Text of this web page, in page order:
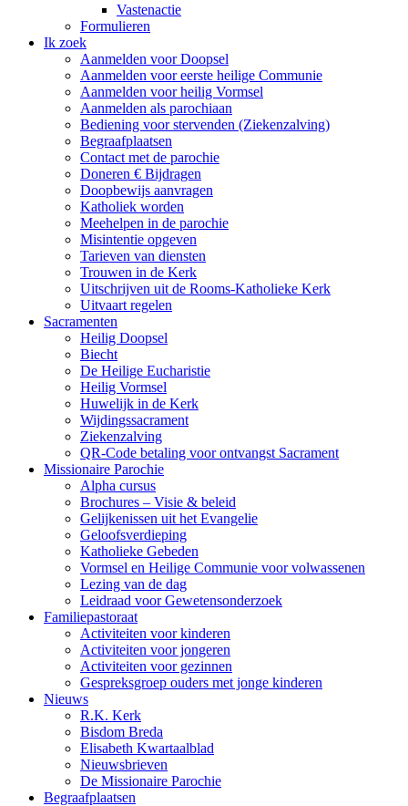
Vastenactie
Formulieren
Ik zoek
Aanmelden voor Doopsel
Aanmelden voor eerste heilige Communie
Aanmelden voor heilig Vormsel
Aanmelden als parochiaan
Bediening voor stervenden (Ziekenzalving)
Begraafplaatsen
Contact met de parochie
Doneren € Bijdragen
Doopbewijs aanvragen
Katholiek worden
Meehelpen in de parochie
Misintentie opgeven
Tarieven van diensten
Trouwen in de Kerk
Uitschrijven uit de Rooms-Katholieke Kerk
Uitvaart regelen
Sacramenten
Heilig Doopsel
Biecht
De Heilige Eucharistie
Heilig Vormsel
Huwelijk in de Kerk
Wijdingssacrament
Ziekenzalving
QR-Code betaling voor ontvangst Sacrament
Missionaire Parochie
Alpha cursus
Brochures – Visie & beleid
Gelijkenissen uit het Evangelie
Geloofsverdieping
Katholieke Gebeden
Vormsel en Heilige Communie voor volwassenen
Lezing van de dag
Leidraad voor Gewetensonderzoek
Familiepastoraat
Activiteiten voor kinderen
Activiteiten voor jongeren
Activiteiten voor gezinnen
Gespreksgroep ouders met jonge kinderen
Nieuws
R.K. Kerk
Bisdom Breda
Elisabeth Kwartaalblad
Nieuwsbrieven
De Missionaire Parochie
Begraafplaatsen